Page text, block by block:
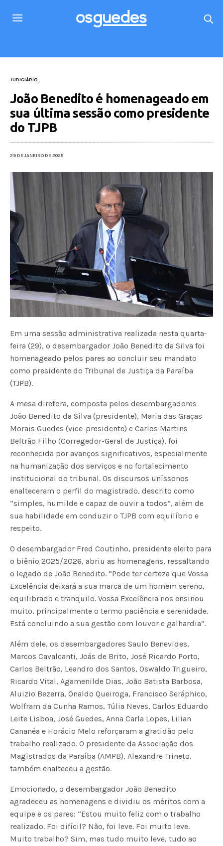
JUDICIÁRIO
João Benedito é homenageado em
sua última sessão como presidente
do TJPB
29 DE JANEIRO DE 2025
Em uma sessão administrativa realizada nesta quarta-
feira (29), o desembargador João Benedito da Silva foi
homenageado pelos pares ao concluir seu mandato
como presidente do Tribunal de Justiça da Paraíba
(TJPB).
A mesa diretora, composta pelos desembargadores
João Benedito da Silva (presidente), Maria das Graças
Morais Guedes (vice-presidente) e Carlos Martins
Beltrão Filho (Corregedor-Geral de Justiça), foi
reconhecida por avanços significativos, especialmente
na humanização dos serviços e no fortalecimento
institucional do tribunal. Os discursos uníssonos
enalteceram o perfil do magistrado, descrito como
“simples, humilde e capaz de ouvir a todos”, além de
sua habilidade em conduzir o TJPB com equilíbrio e
respeito.
O desembargador Fred Coutinho, presidente eleito para
o biênio 2025/2026, abriu as homenagens, ressaltando
o legado de João Benedito. “Pode ter certeza que Vossa
Excelência deixará a sua marca de um homem sereno,
equilibrado e tranquilo. Vossa Excelência nos ensinou
muito, principalmente o termo paciência e serenidade.
Está concluindo a sua gestão com louvor e galhardia”.
Além dele, os desembargadores Saulo Benevides,
Marcos Cavalcanti, Joás de Brito, José Ricardo Porto,
Carlos Beltrão, Leandro dos Santos, Oswaldo Trigueiro,
Ricardo Vital, Agamenilde Dias, João Batista Barbosa,
Aluizio Bezerra, Onaldo Queiroga, Francisco Seráphico,
Wolfram da Cunha Ramos, Túlia Neves, Carlos Eduardo
Leite Lisboa, José Guedes, Anna Carla Lopes, Lilian
Cananéa e Horácio Melo reforçaram a gratidão pelo
trabalho realizado. O presidente da Associação dos
Magistrados da Paraíba (AMPB), Alexandre Trineto,
também enalteceu a gestão.
Emocionado, o desembargador João Benedito
agradeceu as homenagens e dividiu os méritos com a
equipe e os pares: “Estou muito feliz com o trabalho
realizado. Foi difícil? Não, foi leve. Foi muito leve.
Muito trabalho? Sim, mas tudo muito leve, tudo ao